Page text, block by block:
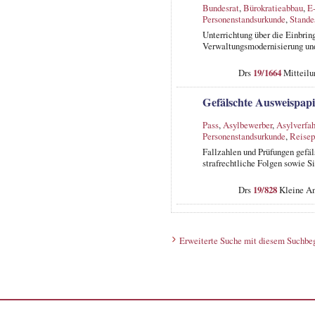
Bundesrat,Bürokratieabbau,
Personenstandsurkunde,
Unterrichtung über die
Verwaltungsmodernisierung
Drs 19/1664
Gefälschte
Pass,Asylbewerber,
Personenstandsurkunde,
Fallzahlen und Prüfungen
strafrechtliche Folgen sowie
Drs 19/828Kleine
Erweiterte Suche mit diesem